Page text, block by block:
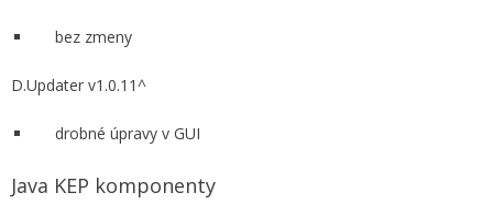
bez zmeny
D.Updater v1.0.11^
drobné úpravy v GUI
Java KEP komponenty